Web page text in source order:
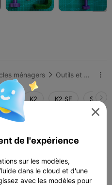
ménagers  Outils et pièces de rechange 
K2 K2 SE
20m  1 plates  34.20g
walls, 15% infill

de l'expérience
sur les modèles,
dans le cloud et d'une
avec les modèles pour